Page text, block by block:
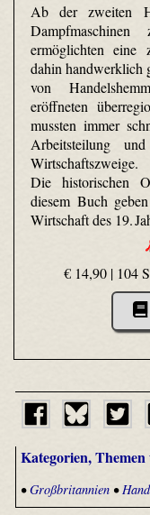
Ab der zweiten
ermöglichten eine
dahin handwerklich
von
eröffneten
mussten immer
Arbeitsteilung
Wirtschaftszweige.
Die historischen
diesem Buch
Wirtschaft des 19.
€ 14,90 | 104
Kategorien,
•Großbritannien•